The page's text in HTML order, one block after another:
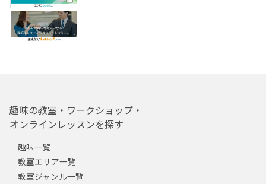
趣味の教室・ワークショップ・
オンラインレッスンを探す
趣味一覧
教室エリア一覧
教室ジャンル一覧